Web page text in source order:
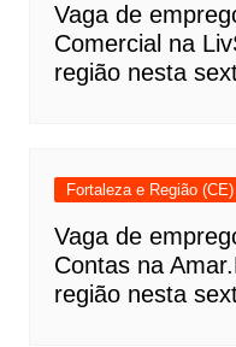
Vaga de
Comercial na
região nesta
Fortaleza e Região (CE)
Vaga de
Contas na
região nesta